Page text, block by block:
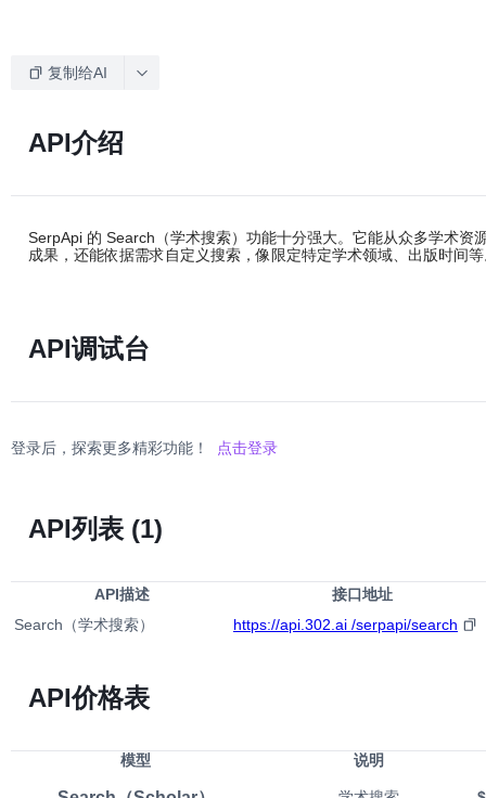
复制给AI
API介绍
SerpApi 的 Search（学术搜索）功能十分强大。它能从众多学术
成果，还能依据需求自定义搜索，像限定特定学术领域、出版时间
API调试台
登录后，探索更多精彩功能！ 点击登录
API列表 (1)
API描述
接口地址
Search（学术搜索）
https://api.302.ai /serpapi/search
API价格表
模型 说明